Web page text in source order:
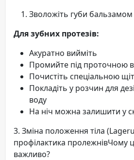
Зволожіть губи бальзамом
Для зубних протезів:
Акуратно вийміть
Промийте під проточною
Почистіть спеціальною
Покладіть у розчин для
воду
На ніч можна залишити у
3. Зміна положення тіла
профілактика пролежнівЧому
важливо?